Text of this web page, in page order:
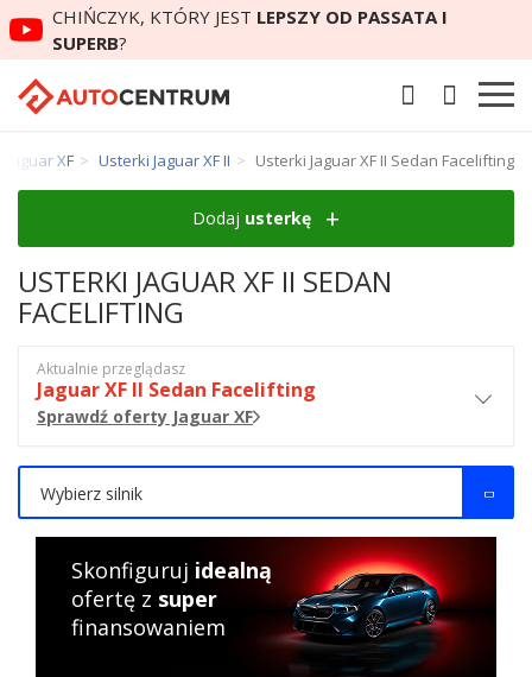
CHIŃCZYK, KTÓRY JEST LEPSZY OD PASSATA I
SUPERB?
XF Usterki Jaguar XF II Usterki Jaguar XF II Sedan Facelifting
Dodaj usterkę
USTERKI JAGUAR XF II SEDAN
FACELIFTING
Aktualnie przeglądasz
Jaguar XF II Sedan Facelifting
Sprawdź oferty Jaguar XF
Wybierz silnik
Skonfiguruj idealną
ofertę z super
finansowaniem